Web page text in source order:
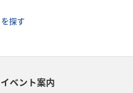
探す
イベント案内